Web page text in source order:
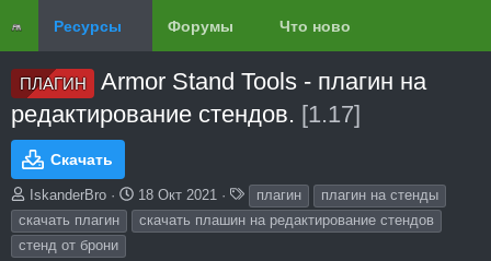
Ресурсы Форумы Что нового?
ПЛАГИН
Armor Stand Tools - плагин на
редактирование стендов. [1.17]
Скачать
А
в
т
о
IskanderBro
Д
а
т
18 Окт 2021
е
г
плагин
плагин на стенды
скачать плагин
скачать плашин на редактирование стендов
стенд от брони